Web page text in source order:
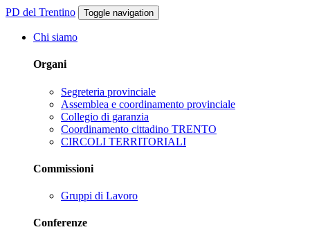
PD del Trentino Toggle navigation
Chi siamo
Organi
Segreteria provinciale
Assemblea e coordinamento provinciale
Collegio di garanzia
Coordinamento cittadino TRENTO
CIRCOLI TERRITORIALI
Commissioni
Gruppi di Lavoro
Conferenze